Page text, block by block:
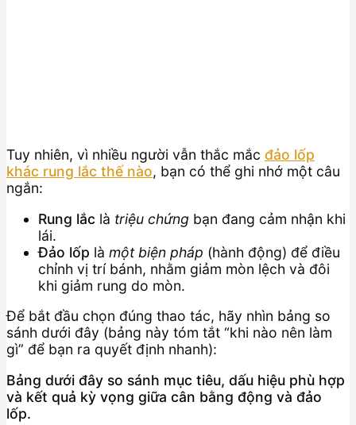
Tuy nhiên, vì nhiều người vẫn thắc mắc đảo lốp
khác rung lắc thế nào, bạn có thể ghi nhớ một câu
ngắn:
Rung lắc là triệu chứng bạn đang cảm nhận khi
lái.
Đảo lốp là một biện pháp (hành động) để điều
chỉnh vị trí bánh, nhằm giảm mòn lệch và đôi
khi giảm rung do mòn.
Để bắt đầu chọn đúng thao tác, hãy nhìn bảng so
sánh dưới đây (bảng này tóm tắt “khi nào nên làm
gì” để bạn ra quyết định nhanh):
Bảng dưới đây so sánh mục tiêu, dấu hiệu phù hợp
và kết quả kỳ vọng giữa cân bằng động và đảo
lốp.